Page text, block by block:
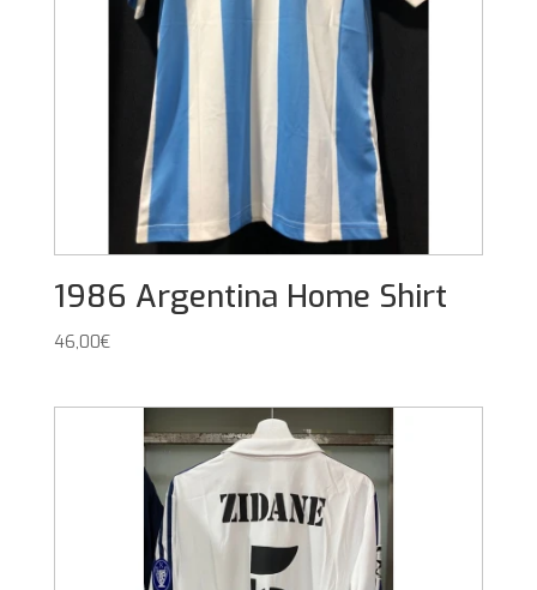
1986 Argentina Home Shirt
46,00€